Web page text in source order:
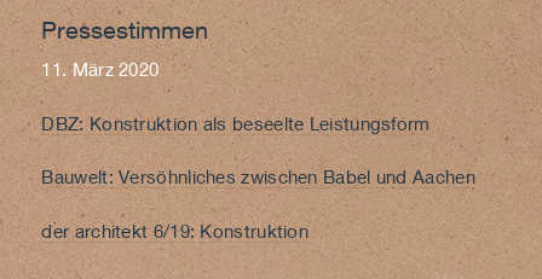
Pressestimmen
11. März 2020
DBZ: Konstruktion als beseelte Leistungsform
Bauwelt: Versöhnliches zwischen Babel und Aachen
der architekt 6/19: Konstruktion